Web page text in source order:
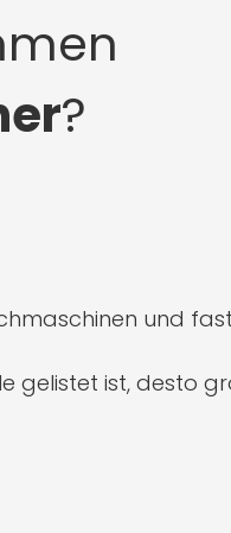
?
und
gelistet ist, desto